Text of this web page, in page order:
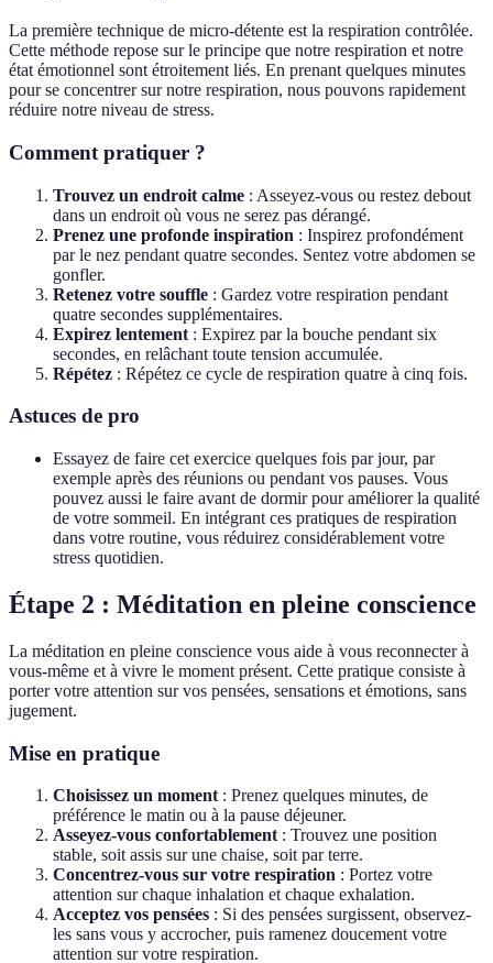
La première technique de micro-détente est la respiration contrôlée.
Cette méthode repose sur le principe que notre respiration et notre
état émotionnel sont étroitement liés. En prenant quelques minutes
pour se concentrer sur notre respiration, nous pouvons rapidement
réduire notre niveau de stress.
Comment pratiquer ?
Trouvez un endroit calme : Asseyez-vous ou restez debout
dans un endroit où vous ne serez pas dérangé.
Prenez une profonde inspiration : Inspirez profondément
par le nez pendant quatre secondes. Sentez votre abdomen se
gonfler.
Retenez votre souffle : Gardez votre respiration pendant
quatre secondes supplémentaires.
Expirez lentement : Expirez par la bouche pendant six
secondes, en relâchant toute tension accumulée.
Répétez : Répétez ce cycle de respiration quatre à cinq fois.
Astuces de pro
Essayez de faire cet exercice quelques fois par jour, par
exemple après des réunions ou pendant vos pauses. Vous
pouvez aussi le faire avant de dormir pour améliorer la qualité
de votre sommeil. En intégrant ces pratiques de respiration
dans votre routine, vous réduirez considérablement votre
stress quotidien.
Étape 2 : Méditation en pleine conscience
La méditation en pleine conscience vous aide à vous reconnecter à
vous-même et à vivre le moment présent. Cette pratique consiste à
porter votre attention sur vos pensées, sensations et émotions, sans
jugement.
Mise en pratique
Choisissez un moment : Prenez quelques minutes, de
préférence le matin ou à la pause déjeuner.
Asseyez-vous confortablement : Trouvez une position
stable, soit assis sur une chaise, soit par terre.
Concentrez-vous sur votre respiration : Portez votre
attention sur chaque inhalation et chaque exhalation.
Acceptez vos pensées : Si des pensées surgissent, observez-
les sans vous y accrocher, puis ramenez doucement votre
attention sur votre respiration.